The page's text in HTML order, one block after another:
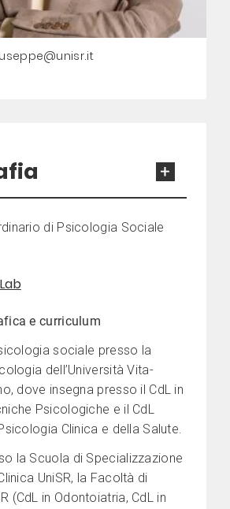
di Psicologia Sociale
e curriculum
sociale presso la
dell’Università Vita-
dove insegna presso il CdL in
Psicologiche e il CdL
Clinica e della Salute.
la Scuola di Specializzazione
UniSR, la Facoltà di
(CdL in Odontoiatria, CdL in